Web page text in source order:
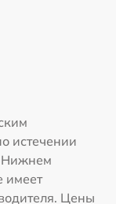
истечении
Нижнем
имеет
Цены